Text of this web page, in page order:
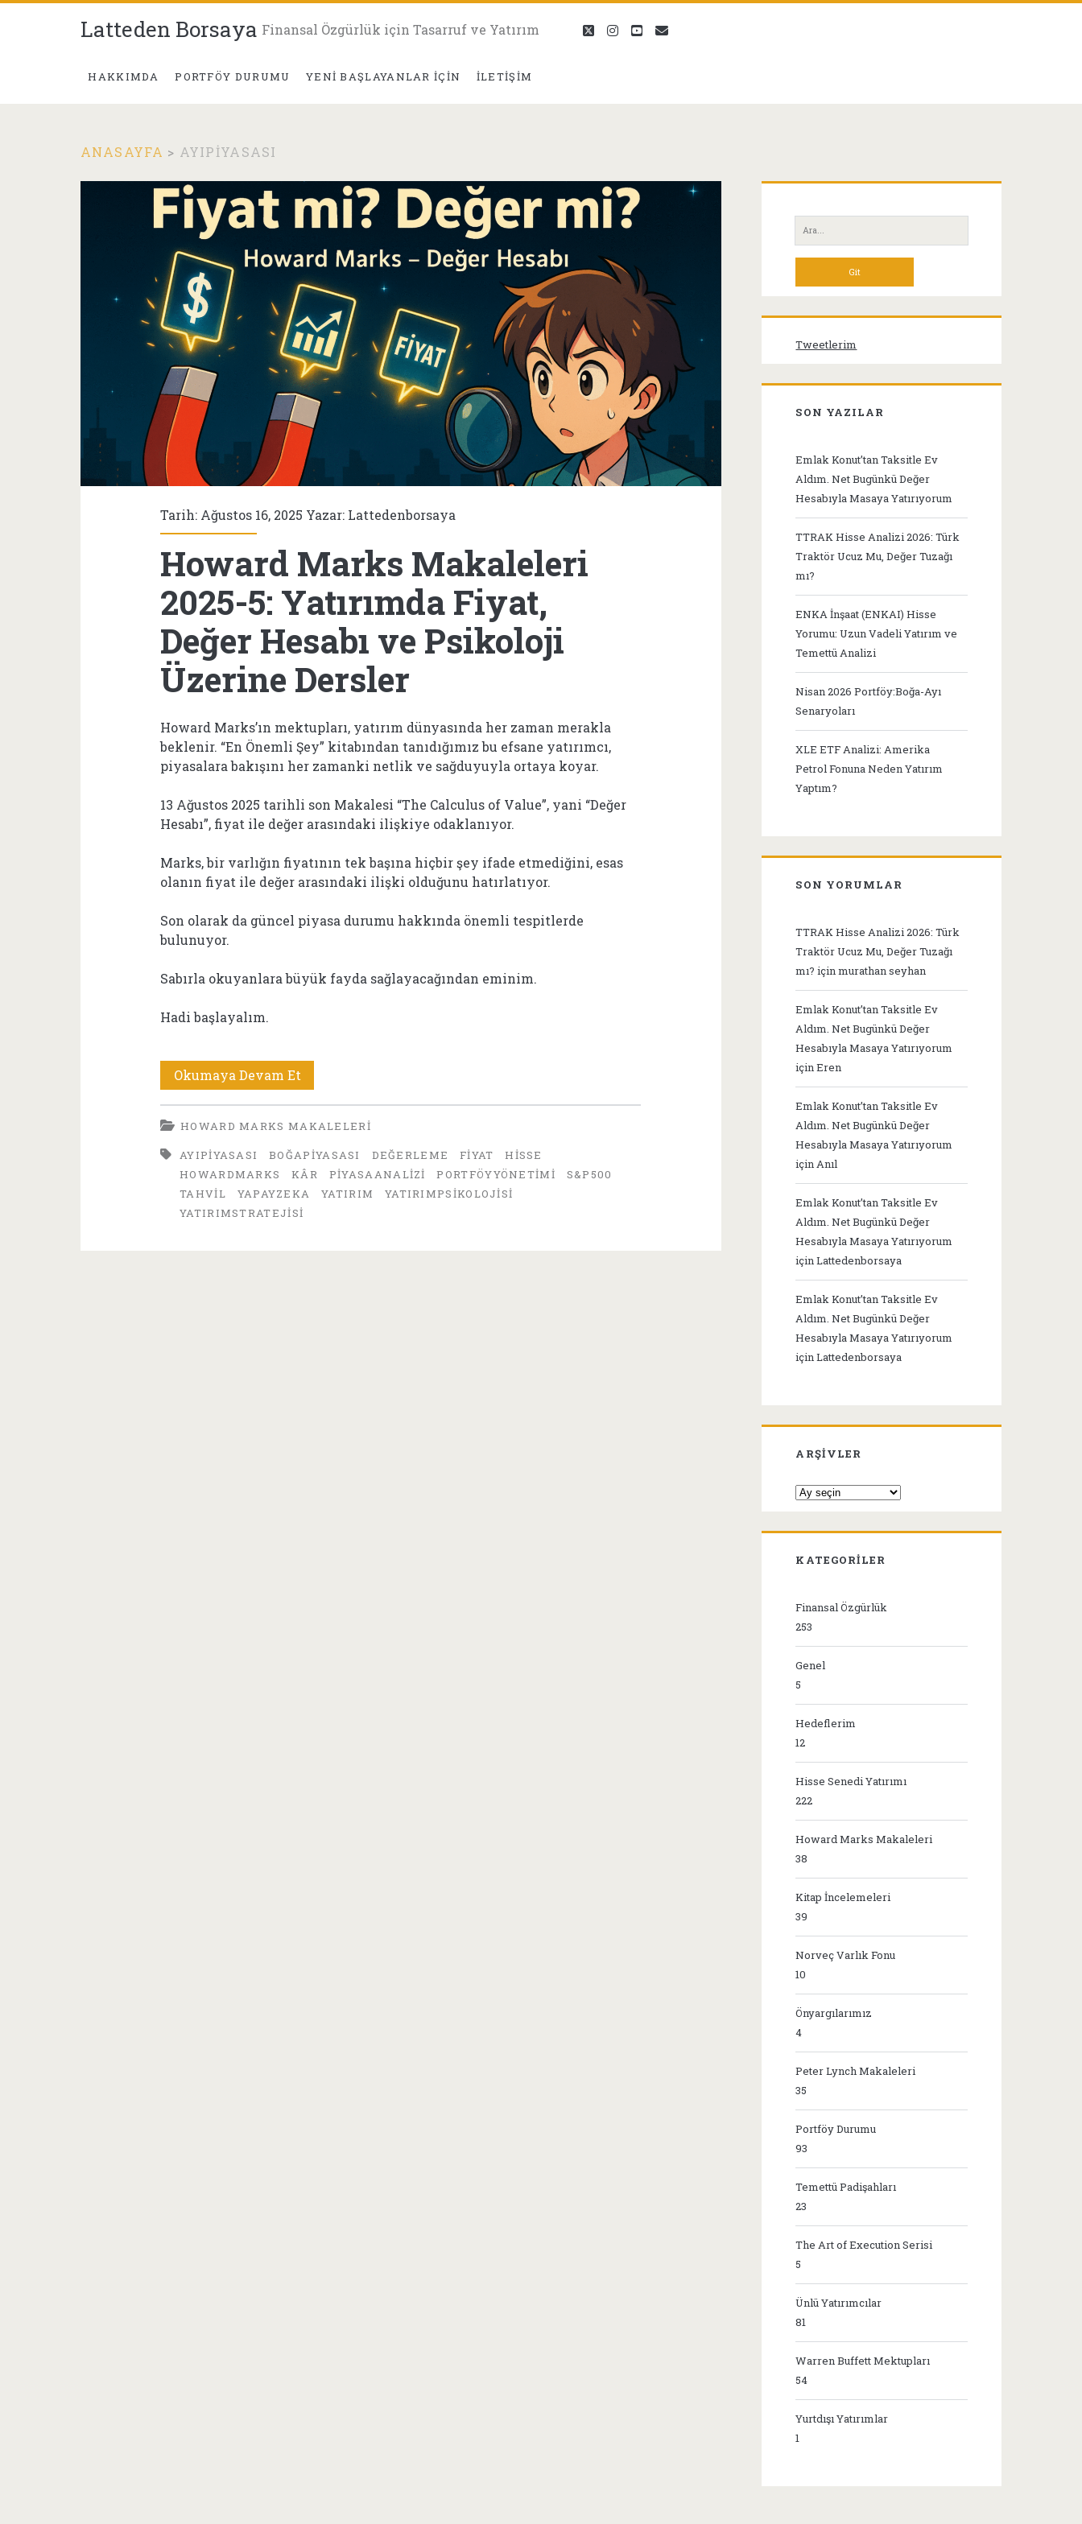
Latteden Borsaya Finansal Özgürlük için Tasarruf ve Yatırım
HAKKIMDA PORTFÖY DURUMU YENI BAŞLAYANLAR İÇIN İLETIŞIM
twitterinstagram
youtubeeposta
ANASAYFA > AYIPIYASASI
Etiket:
<span>ayıpiyasası</span>
Tarih: Ağustos 16, 2025 Yazar: Lattedenborsaya
Howard Marks Makaleleri
2025-5: Yatırımda Fiyat,
Değer Hesabı ve Psikoloji
Üzerine Dersler
Howard Marks’ın mektupları, yatırım dünyasında her zaman merakla
beklenir. “En Önemli Şey” kitabından tanıdığımız bu efsane yatırımcı,
piyasalara bakışını her zamanki netlik ve sağduyuyla ortaya koyar.
13 Ağustos 2025 tarihli son Makalesi “The Calculus of Value”, yani “Değer
Hesabı”, fiyat ile değer arasındaki ilişkiye odaklanıyor.
Marks, bir varlığın fiyatının tek başına hiçbir şey ifade etmediğini, esas
olanın fiyat ile değer arasındaki ilişki olduğunu hatırlatıyor.
Son olarak da güncel piyasa durumu hakkında önemli tespitlerde
bulunuyor.
Sabırla okuyanlara büyük fayda sağlayacağından eminim.
Hadi başlayalım.
Okumaya Devam EtHoward
Marks
Makaleleri
2025-
5:
Yatırımda
HOWARD MARKS MAKALELERI
AYIPIYASASI
BOĞAPIYASASI DEĞERLEME FIYAT
HISSE
HOWARDMARKS
KÂR PIYASAANALIZI PORTFÖYYÖNETIMI
S&P500
TAHVIL
YAPAYZEKA YATIRIM
YATIRIMPSIKOLOJISI
YATIRIMSTRATEJISI
Yan
Menü
Ara:
Tweetlerim
SON YAZILAR
Emlak Konut’tan Taksitle Ev
Aldım. Net Bugünkü Değer
Hesabıyla Masaya Yatırıyorum
TTRAK Hisse Analizi 2026: Türk
Traktör Ucuz Mu, Değer Tuzağı
mı?
ENKA İnşaat (ENKAI) Hisse
Yorumu: Uzun Vadeli Yatırım ve
Temettü Analizi
Nisan 2026 Portföy:Boğa-Ayı
Senaryoları
XLE ETF Analizi: Amerika
Petrol Fonuna Neden Yatırım
Yaptım?
SON YORUMLAR
TTRAK Hisse Analizi 2026: Türk
Traktör Ucuz Mu, Değer Tuzağı
mı? içinmurathan seyhan
Emlak Konut’tan Taksitle Ev
Aldım. Net Bugünkü Değer
Hesabıyla Masaya Yatırıyorum
içinEren
Emlak Konut’tan Taksitle Ev
Aldım. Net Bugünkü Değer
Hesabıyla Masaya Yatırıyorum
içinAnıl
Emlak Konut’tan Taksitle Ev
Aldım. Net Bugünkü Değer
Hesabıyla Masaya Yatırıyorum
içinLattedenborsaya
Emlak Konut’tan Taksitle Ev
Aldım. Net Bugünkü Değer
Hesabıyla Masaya Yatırıyorum
içinLattedenborsaya
ARŞIVLER
Arşivler
KATEGORILER
Finansal Özgürlük
253
Genel
5
Hedeflerim
12
Hisse Senedi Yatırımı
222
Howard Marks Makaleleri
38
Kitap İncelemeleri
39
Norveç Varlık Fonu
10
Önyargılarımız
4
Peter Lynch Makaleleri
35
Portföy Durumu
93
Temettü Padişahları
23
The Art of Execution Serisi
5
Ünlü Yatırımcılar
81
Warren Buffett Mektupları
54
Yurtdışı Yatırımlar
1